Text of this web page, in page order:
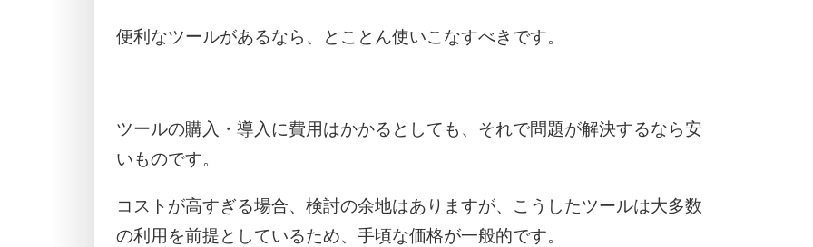
便利なツールがあるなら、とことん使いこなすべきです。
ツールの購入・導入に費用はかかるとしても、それで問題が解決するなら安
いものです。
コストが高すぎる場合、検討の余地はありますが、こうしたツールは大多数
の利用を前提としているため、手頃な価格が一般的です。